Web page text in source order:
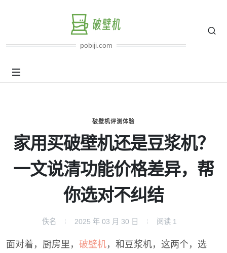
pobiji.com
破壁机评测体验
家用买破壁机还是豆浆机？
一文说清功能价格差异，帮
你选对不纠结
佚名 2025 年 03 月 30 日 阅读 1
面对着，厨房里， 破壁机，和豆浆机，这两个，选